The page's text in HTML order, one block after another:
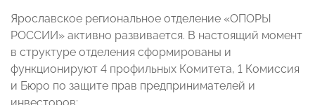
Ярославское региональное отделение «ОПОРЫ
РОССИИ» активно развивается. В настоящий момент
в структуре отделения сформированы и
функционируют 4 профильных Комитета, 1 Комиссия
и Бюро по защите прав предпринимателей и
инвесторов;